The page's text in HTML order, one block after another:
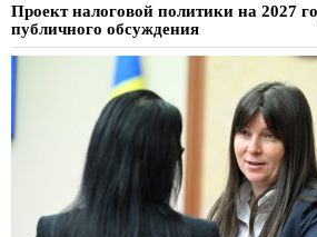
Проект налоговой политики на 2027
публичного обсуждения